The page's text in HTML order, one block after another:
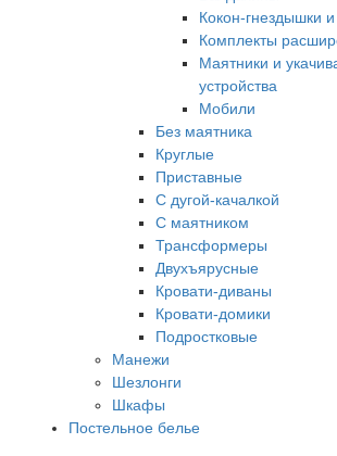
Кокон-гнездышки
Комплекты
Маятники и
устройства
Мобили
Без маятника
Круглые
Приставные
С дугой-качалкой
С маятником
Трансформеры
Двухъярусные
Кровати-диваны
Кровати-домики
Подростковые
Манежи
Шезлонги
Шкафы
Постельное белье